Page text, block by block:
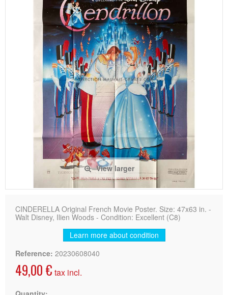
View larger
CINDERELLA Original French Movie Poster. Size: 47x63 in. -
Walt Disney, Ilien Woods - Condition: Excellent (C8)
Learn more about condition
Reference: 20230608040
49,00 € tax incl.